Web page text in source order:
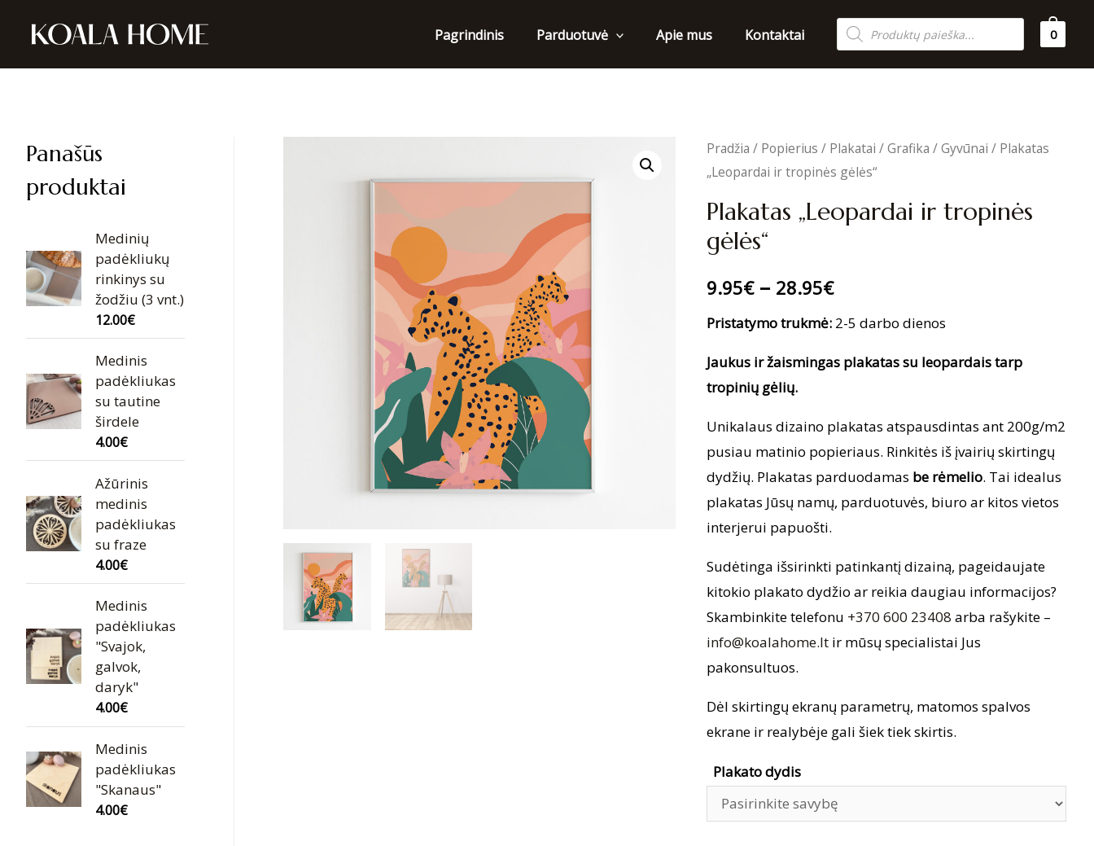
Pagrindinis Parduotuvė Apie mus Kontaktai
Products
search 0
Panašūs
produktai
Medinių
padėkliukų
rinkinys su
žodžiu (3 vnt.)
12.00€
Medinis
padėkliukas
su tautine
širdele
4.00€
Ažūrinis
medinis
padėkliukas
su fraze
4.00€
Medinis
padėkliukas
"Svajok,
galvok,
daryk"
4.00€
Medinis
padėkliukas
"Skanaus"
4.00€
Pradžia / Popierius / Plakatai /Grafika /Gyvūnai / Plakatas
„Leopardai ir tropinės gėlės“
Plakatas „Leopardai ir tropinės
gėlės“
9.95€– 28.95€
Pristatymo trukmė: 2-5 darbo dienos
Jaukus ir žaismingas plakatas su leopardais tarp
tropinių gėlių.
Unikalaus dizaino plakatas atspausdintas ant 200g/m2
pusiau matinio popieriaus. Rinkitės iš įvairių skirtingų
dydžių. Plakatas parduodamas be rėmelio. Tai idealus
plakatas Jūsų namų, parduotuvės, biuro ar kitos vietos
interjerui papuošti.
Sudėtinga išsirinkti patinkantį dizainą, pageidaujate
kitokio plakato dydžio ar reikia daugiau informacijos?
Skambinkite telefonu +370 600 23408 arba rašykite –
info@koalahome.lt ir mūsų specialistai Jus
pakonsultuos.
Dėl skirtingų ekranų parametrų, matomos spalvos
ekrane ir realybėje gali šiek tiek skirtis.
Plakato dydis